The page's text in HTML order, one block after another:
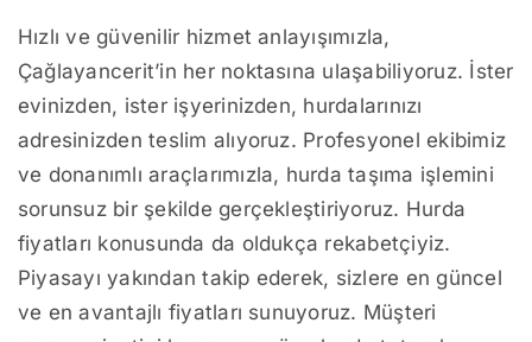
Hızlı ve güvenilir hizmet anlayışımızla,
Çağlayancerit’in her noktasına ulaşabiliyoruz. İster
evinizden, ister işyerinizden, hurdalarınızı
adresinizden teslim alıyoruz. Profesyonel ekibimiz
ve donanımlı araçlarımızla, hurda taşıma işlemini
sorunsuz bir şekilde gerçekleştiriyoruz. Hurda
fiyatları konusunda da oldukça rekabetçiyiz.
Piyasayı yakından takip ederek, sizlere en güncel
ve en avantajlı fiyatları sunuyoruz. Müşteri